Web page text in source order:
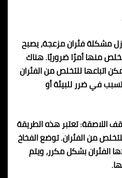
مشكلة فئران مزعجة، يصبح
منها أمرًا ضروريًا. هناك
اتباعها للتخلص من الفئران
في ضرر للبيئة أو
اللاصقة: تعتبر هذه الطريقة
من الفئران. توضع الفخاخ
الفئران بشكل مكرر، ويتم